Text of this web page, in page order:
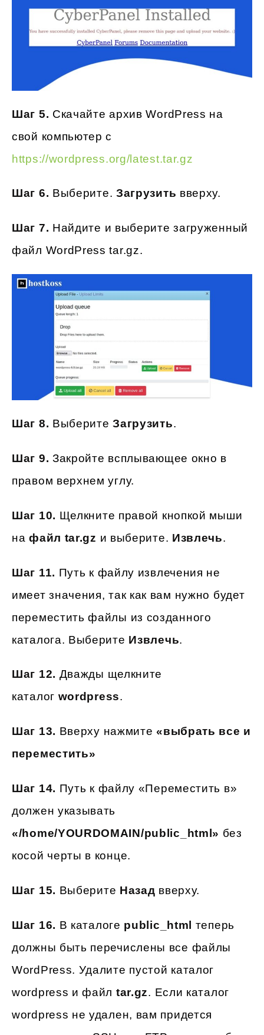
Шаг 5. Скачайте архив WordPress на
свой компьютер с
https://wordpress.org/latest.tar.gz
Шаг 6. Выберите. Загрузить вверху.
Шаг 7. Найдите и выберите загруженный
файл WordPress tar.gz.
Шаг 8. ВыберитеЗагрузить.
Шаг 9. Закройте всплывающее окно в
правом верхнем углу.
Шаг 10. Щелкните правой кнопкой мыши
нафайл tar.gz и выберите. Извлечь.
Шаг 11. Путь к файлу извлечения не
имеет значения, так как вам нужно будет
переместить файлы из созданного
каталога. Выберите Извлечь.
Шаг 12. Дважды щелкните
каталог wordpress.
Шаг 13. Вверху нажмите«выбрать все и
переместить»
Шаг 14. Путь к файлу «Переместить в»
должен указывать
«/home/YOURDOMAIN/public_html» без
косой черты в конце.
Шаг 15. Выберите Назад вверху.
Шаг 16. В каталоге public_html теперь
должны быть перечислены все файлы
WordPress. Удалите пустой каталог
wordpress и файл tar.gz. Если каталог
wordpress не удален, вам придется